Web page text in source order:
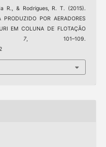
R., & Rodrigues, R. T. (2015).
POR AERADORES
EM COLUNA DE FLOTAÇÃO
7, 101–109.